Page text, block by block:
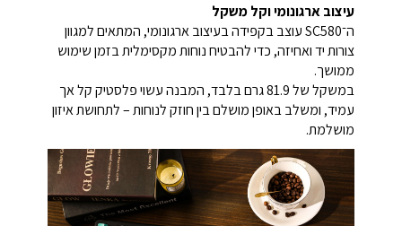
עיצוב ארגונומי וקל משקל
ה־SC580 עוצב בקפידה בעיצוב ארגונומי, המתאים למגוון
צורות יד ואחיזה, כדי להבטיח נוחות מקסימלית בזמן שימוש
ממושך.
במשקל של 81.9 גרם בלבד, המבנה עשוי פלסטיק קל אך
עמיד, ומשלב באופן מושלם בין חוזק לנוחות – לתחושת איזון
מושלמת.